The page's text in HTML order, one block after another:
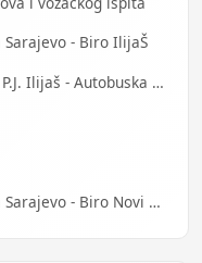
Sarajevo - Biro IlijaŠ
Centrotrans-Eurolines dd Sarajevo - P.J. Ilijaš - Autobuska stanica
J.U. Služba za zapošljavanje Kantona Sarajevo - Biro Novi Grad